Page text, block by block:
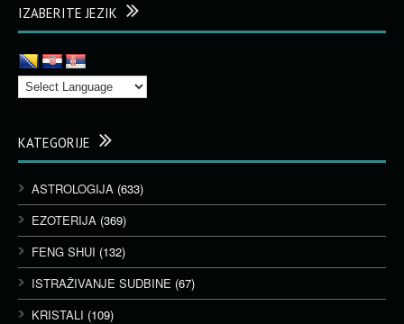
IZABERITE JEZIK
KATEGORIJE
ASTROLOGIJA (633)
EZOTERIJA (369)
FENG SHUI (132)
ISTRAŽIVANJE SUDBINE (67)
KRISTALI (109)